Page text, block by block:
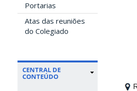
Portarias
Atas das reuniões
do Colegiado
CENTRAL DE
CONTEÚDO